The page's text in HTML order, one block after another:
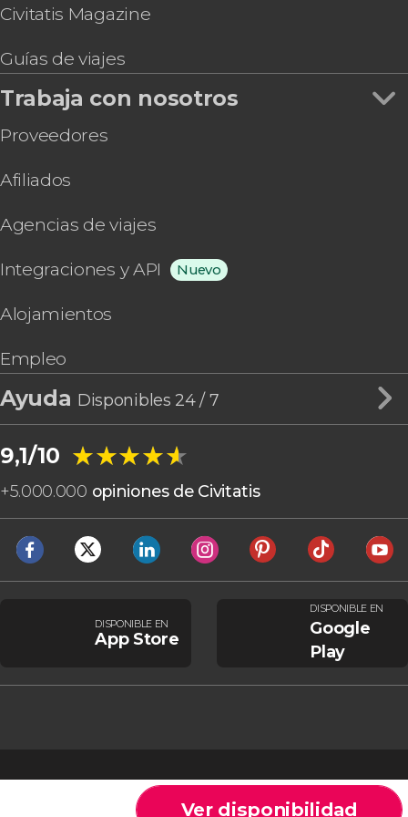
Ver disponibilidad
Civitatis Magazine
Guías de viajes
Trabaja con nosotros
Proveedores
Afiliados
Agencias de viajes
Integraciones y API Nuevo
Alojamientos
Empleo
Ayuda Disponibles 24 / 7
9,1/10 ★★★★★
★★★★★
+5.000.000 opiniones de Civitatis
DISPONIBLE EN
App Store
DISPONIBLE EN
Google
Play